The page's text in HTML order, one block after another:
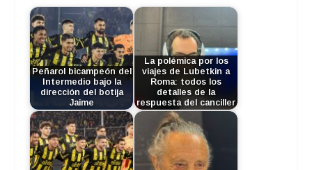
Peñarol bicampeón del
Intermedio bajo la
dirección del botija
Jaime
La polémica por los
viajes de Lubetkin a
Roma: todos los
detalles de la
respuesta del canciller